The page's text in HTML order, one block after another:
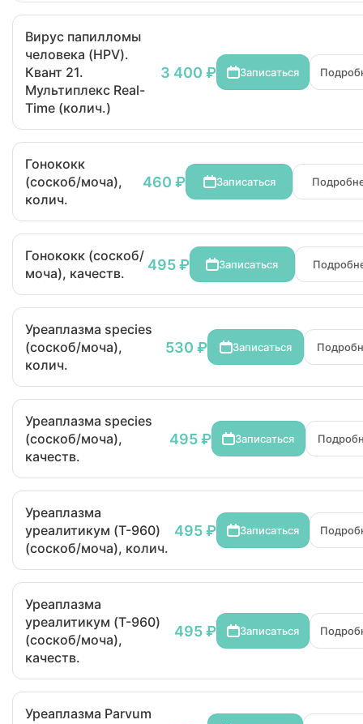
Вирус папилломы
человека (HPV).
Квант 21.
Мультиплекс Real-
Time (колич.)
3 400 ₽ Записаться
Гонококк
(соскоб/моча),
колич.
460 ₽ Записаться
Гонококк (соскоб/
моча), качеств.
495 ₽ Записаться
Уреаплазма species
(соскоб/моча),
колич.
530 ₽ Записаться
Уреаплазма species
(соскоб/моча),
качеств.
495 ₽ Записаться
Уреаплазма
уреалитикум (T-960)
(соскоб/моча), колич.
495 ₽ Записаться
Уреаплазма
уреалитикум (T-960)
(соскоб/моча),
качеств.
495 ₽ Записаться
Уреаплазма Parvum